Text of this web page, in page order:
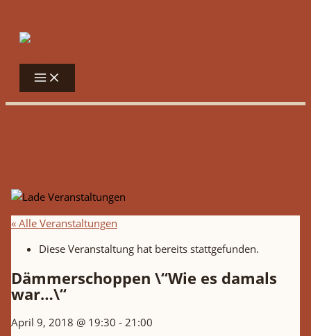
« Alle Veranstaltungen
Diese Veranstaltung hat bereits stattgefunden.
Dämmerschoppen \“Wie es damals
war…\“
April 9, 2018 @ 19:30 - 21:00